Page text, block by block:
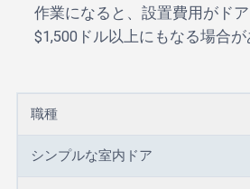
作業になると、設置費用がド
$1,500ドル以上にもなる場合が
職種
シンプルな室内ドア